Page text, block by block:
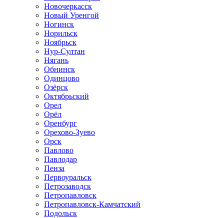
Новочеркасск
Новый Уренгой
Ногинск
Норильск
Ноябрьск
Нур-Султан
Нягань
Обнинск
Одинцово
Озёрск
Октябрьский
Орел
Орёл
Оренбург
Орехово-Зуево
Орск
Павлово
Павлодар
Пенза
Первоуральск
Петрозаводск
Петропавловск
Петропавловск-Камчатский
Подольск